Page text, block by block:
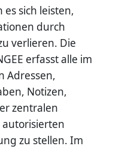
sich leisten,
durch
verlieren. Die
erfasst alle im
Adressen,
Notizen,
zentralen
autorisierten
zu stellen. Im